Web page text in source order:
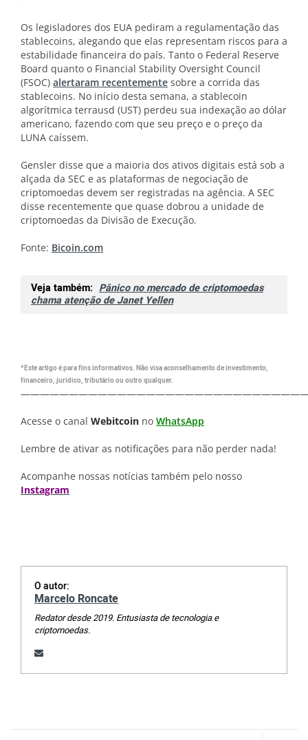
Os legisladores dos EUA pediram a regulamentação das
stablecoins, alegando que elas representam riscos para a
estabilidade financeira do país. Tanto o Federal Reserve
Board quanto o Financial Stability Oversight Council
(FSOC) alertaram recentemente sobre a corrida das
stablecoins. No início desta semana, a stablecoin
algorítmica terrausd (UST) perdeu sua indexação ao dólar
americano, fazendo com que seu preço e o preço da
LUNA caíssem.
Gensler disse que a maioria dos ativos digitais está sob a
alçada da SEC e as plataformas de negociação de
criptomoedas devem ser registradas na agência. A SEC
disse recentemente que quase dobrou a unidade de
criptomoedas da Divisão de Execução.
Fonte: Bicoin.com
Veja também: Pânico no mercado de criptomoedas
chama atenção de Janet Yellen
*Este artigo é para fins informativos. Não visa aconselhamento de investimento,
financeiro, jurídico, tributário ou outro qualquer.
Acesse o canal Webitcoin no WhatsApp
Lembre de ativar as notificações para não perder nada!
Acompanhe nossas notícias também pelo nosso
Instagram
O autor:
Marcelo Roncate
Redator desde 2019. Entusiasta de tecnologia e
criptomoedas.